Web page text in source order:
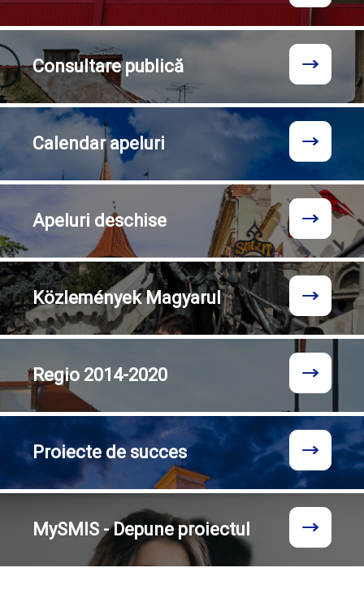
Consultarepublică
Calendarapeluri
Apeluri deschise
KözleményekMagyarul
Regio 2014-2020
Proiecte de succes
MySMIS - Depune proiectul